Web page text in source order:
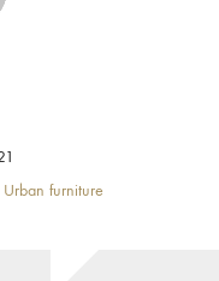
Urban furniture